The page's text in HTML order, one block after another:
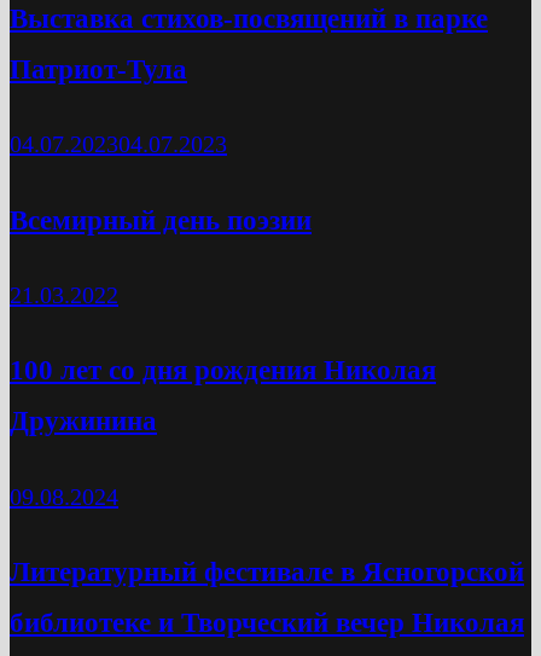
Выставка стихов-посвящений в парке
Патриот-Тула
04.07.202304.07.2023
Всемирный день поэзии
21.03.2022
100 лет со дня рождения Николая
Дружинина
09.08.2024
Литературный фестивале в Ясногорской
библиотеке и Творческий вечер Николая